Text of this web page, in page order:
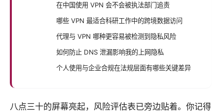
在中国使用 VPN 会不会被执法部门追责
哪些 VPN 最适合科研工作中的跨境数据访问
代理与 VPN 哪种更容易被检测到隐私风险
如何防止 DNS 泄漏影响我的上网隐私
个人使用与企业合规在法规层面有哪些关键差异
八点三十的屏幕亮起，风险评估表已旁边贴着。你记得